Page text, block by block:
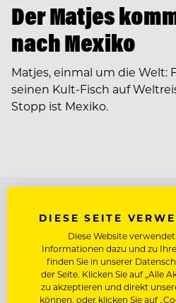
Der Matjes
nach Mexiko
Matjes, einmal um die Welt:
seinen Kult-Fisch auf
Stopp ist Mexiko.
DIESE SEITE
Diese Website
Informationen dazu und zu
finden Sie in unserer
der Seite. Klicken Sie auf „Alle
zu akzeptieren und direkt
können, oder klicken Sie auf